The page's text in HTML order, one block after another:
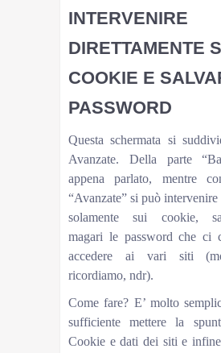
INTERVENIRE
DIRETTAMENTE
COOKIE E
PASSWORD
Questa schermata si
Avanzate. Della parte
appena parlato, mentre
“Avanzate” si può intervenire
solamente sui cookie,
magari le password che ci
accedere ai vari siti
ricordiamo, ndr).
Come fare? E’ molto
sufficiente mettere la
Cookie e dati dei siti e infine